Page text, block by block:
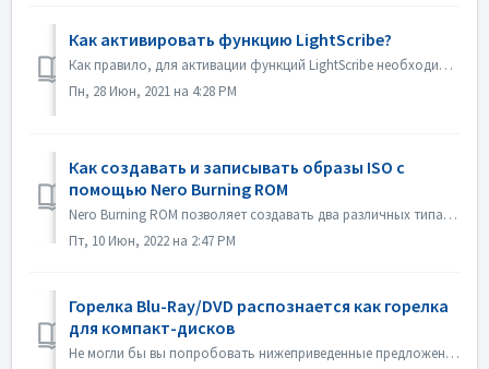
Как активировать функцию LightScribe?
Как правило, для активации функций LightScribe необходимо установить программное обеспечение LightScribe. https://lightscribesoftware.org/ Свяжитесь с нами...
Пн, 28 Июн, 2021 на 4:28 PM
Как создавать и записывать образы ISO с
помощью Nero Burning ROM
Nero Burning ROM позволяет создавать два различных типа образов дисков. Файлы образов Nero (*.nrg) представляют собой собственный формат образов дисков Ner...
Пт, 10 Июн, 2022 на 2:47 PM
Горелка Blu-Ray/DVD распознается как горелка
для компакт-дисков
Не могли бы вы попробовать нижеприведенные предложения? 1. Пожалуйста, проверьте, есть ли новый драйвер для вашей горелки и прошивки. Пожалуйста, обнови...